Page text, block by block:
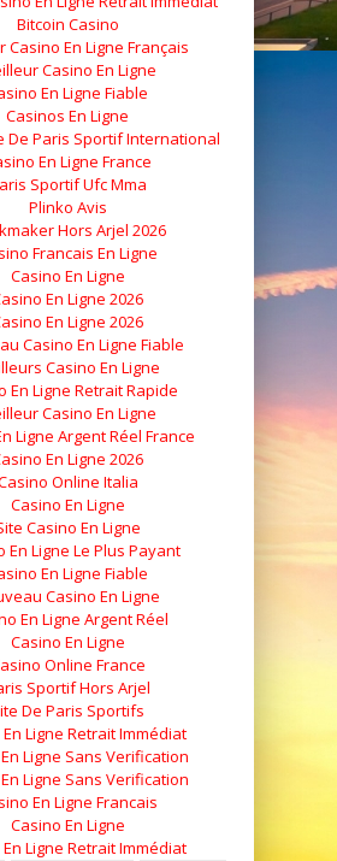
Bitcoin Casino
Casino En Ligne Français
Casino En Ligne
En Ligne Fiable
Casinos En Ligne
De Paris Sportif International
En Ligne France
Sportif Ufc Mma
Plinko Avis
Hors Arjel 2026
Francais En Ligne
Casino En Ligne
En Ligne 2026
En Ligne 2026
Casino En Ligne Fiable
Casino En Ligne
En Ligne Retrait Rapide
Casino En Ligne
Ligne Argent Réel France
En Ligne 2026
Online Italia
Casino En Ligne
Casino En Ligne
En Ligne Le Plus Payant
En Ligne Fiable
Casino En Ligne
En Ligne Argent Réel
Casino En Ligne
Online France
Sportif Hors Arjel
De Paris Sportifs
Ligne Retrait Immédiat
Ligne Sans Verification
Ligne Sans Verification
En Ligne Francais
Casino En Ligne
Ligne Retrait Immédiat